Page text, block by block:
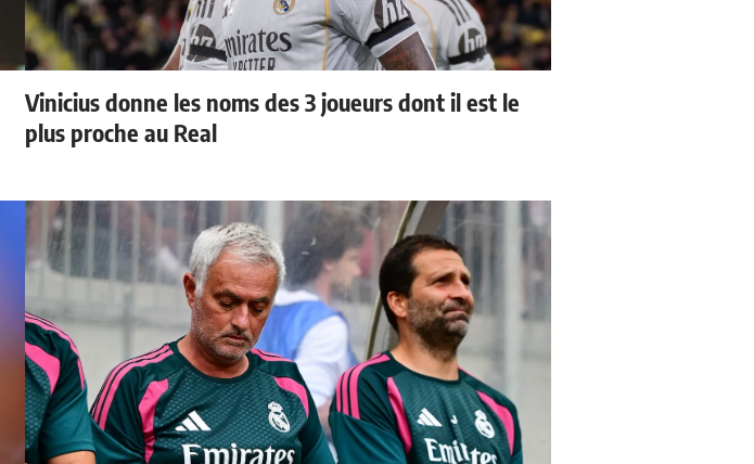
Vinicius donne les noms des 3 joueurs dont il est le
plus proche au Real